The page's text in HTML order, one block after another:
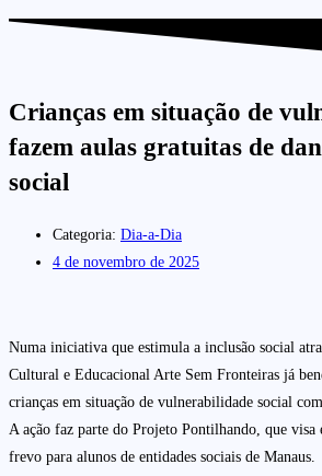
Crianças em situação de
fazem aulas gratuitas de
social
Categoria: Dia-a-Dia
4 de novembro de 2025
Numa iniciativa que estimula a inclusão social
Cultural e Educacional Arte Sem Fronteiras já
crianças em situação de vulnerabilidade social
A ação faz parte do Projeto Pontilhando, que visa
frevo para alunos de entidades sociais de Manaus.